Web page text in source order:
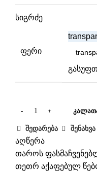
სიგრძე
ფერი
შედარება შენახვა
აღწერა
თაროს
თეთრ აქაფებულ